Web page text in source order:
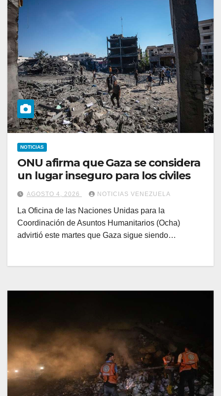
NOTICIAS
ONU afirma que Gaza se considera
un lugar inseguro para los civiles
AGOSTO 4, 2026 NOTICIAS VENEZUELA
La Oficina de las Naciones Unidas para la
Coordinación de Asuntos Humanitarios (Ocha)
advirtió este martes que Gaza sigue siendo…